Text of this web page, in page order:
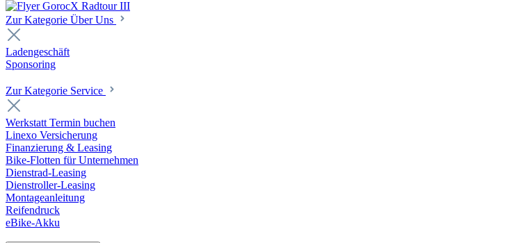
Zur Kategorie Über Uns
Ladengeschäft
Sponsoring
Zur Kategorie Service
Werkstatt Termin buchen
Linexo Versicherung
Finanzierung & Leasing
Bike-Flotten für Unternehmen
Dienstrad-Leasing
Dienstroller-Leasing
Montageanleitung
Reifendruck
eBike-Akku